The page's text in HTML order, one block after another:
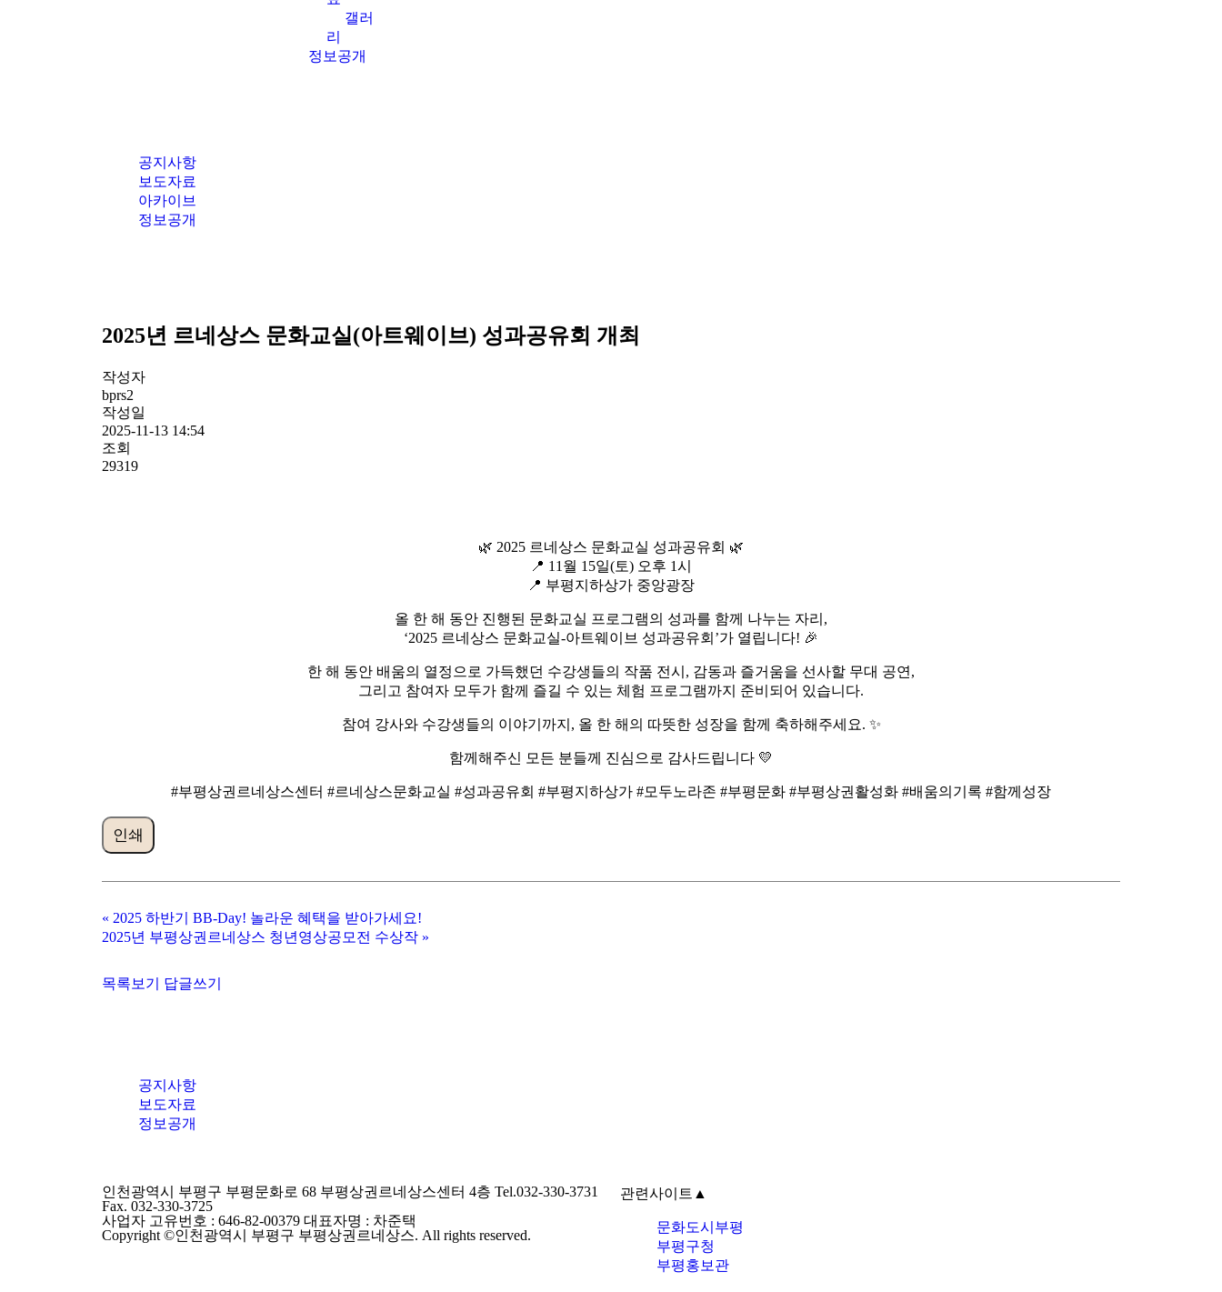
갤러
리
정보공개
공지사항
보도자료
아카이브
정보공개
2025년 르네상스 문화교실(아트웨이브) 성과공유회 개최
작성자
bprs2
작성일
2025-11-13 14:54
조회
29319
🌿 2025 르네상스 문화교실 성과공유회 🌿
📍 11월 15일(토) 오후 1시
📍 부평지하상가 중앙광장
올 한 해 동안 진행된 문화교실 프로그램의 성과를 함께 나누는 자리,
‘2025 르네상스 문화교실-아트웨이브 성과공유회’가 열립니다! 🎉
한 해 동안 배움의 열정으로 가득했던 수강생들의 작품 전시, 감동과 즐거움을 선사할 무대 공연,
그리고 참여자 모두가 함께 즐길 수 있는 체험 프로그램까지 준비되어 있습니다.
참여 강사와 수강생들의 이야기까지, 올 한 해의 따뜻한 성장을 함께 축하해주세요. ✨
함께해주신 모든 분들께 진심으로 감사드립니다 💛
#부평상권르네상스센터 #르네상스문화교실 #성과공유회 #부평지하상가 #모두노라존 #부평문화 #부평상권활성화 #배움의기록 #함께성장
인쇄
« 2025 하반기 BB-Day! 놀라운 혜택을 받아가세요!
2025년 부평상권르네상스 청년영상공모전 수상작 »
목록보기 답글쓰기
공지사항
보도자료
정보공개
인천광역시 부평구 부평문화로 68 부평상권르네상스센터 4층 Tel.032-330-3731
Fax. 032-330-3725
사업자 고유번호 : 646-82-00379 대표자명 : 차준택
Copyright ©인천광역시 부평구 부평상권르네상스. All rights reserved.
관련사이트 ▲
문화도시부평
부평구청
부평홍보관